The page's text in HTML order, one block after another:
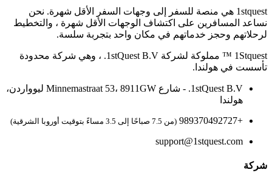
1stquest هي منصة للسفر إلى وجهات السفر الأقل شهرة. نحن
نساعد المسافرين على اكتشاف الوجهات الأقل شهرة ، والتخطيط
لرحلاتهم وحجز خدماتهم في مكان واحد بتجربة سلسة.
1Stquest ™ مملوكة لشركة 1stQuest B.V. ، وهي شركة محدودة
تأسست في هولندا.
1stQuest B.V. - شارع Minnemastraat 53، 8911GW ليوواردن،
هولندا
+989370492727
(من 7.5 صباحًا إلى 3.5 مساءً بتوقيت أوروبا الشرقية)
support@1stquest.com
شركة